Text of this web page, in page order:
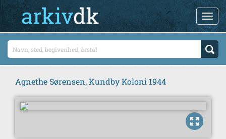
Agnethe Sørensen, Kundby Koloni 1944